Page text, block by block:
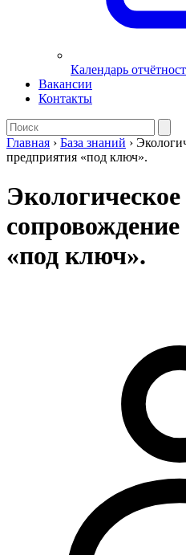
Календарь
Вакансии
Контакты
Главная › База знаний ›
предприятия «под ключ».
Экологическое
«под ключ».